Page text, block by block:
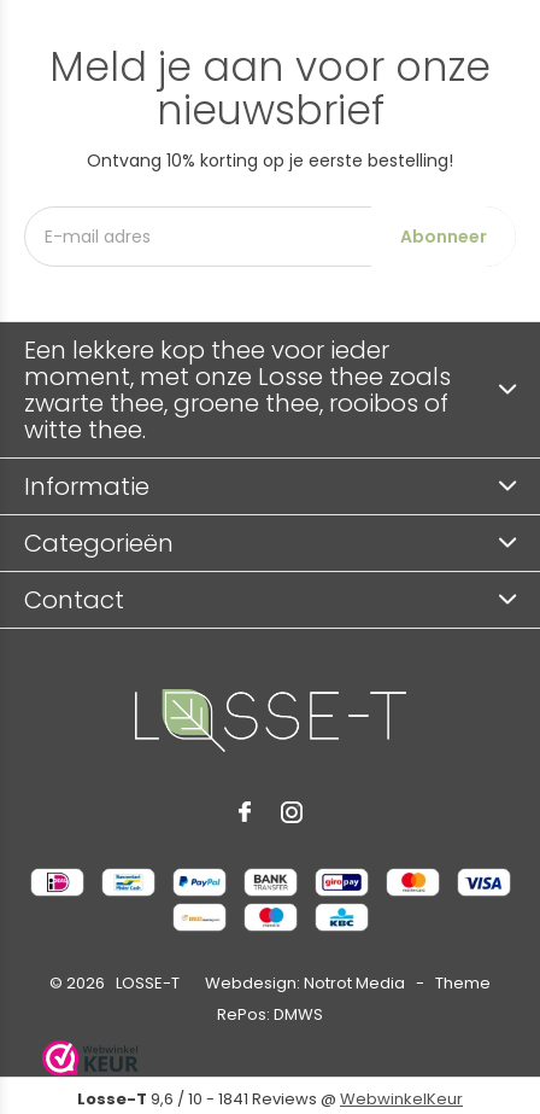
Meld je aan voor onze
nieuwsbrief
Ontvang 10% korting op je eerste bestelling!
Abonneer
Een lekkere kop thee voor ieder
moment, met onze Losse thee zoals
zwarte thee, groene thee, rooibos of
witte thee.
Informatie
Categorieën
Contact
© 2026 LOSSE-T Webdesign: Notrot Media - Theme
RePos: DMWS
Losse-T 9,6 / 10 - 1841 Reviews @ WebwinkelKeur